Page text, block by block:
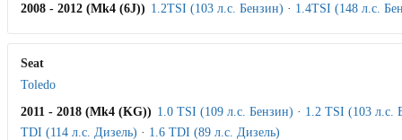
2008 - 2012 (Mk4 (6J)) 1.2TSI (103 л.с. Бензин) · 1.4TSI (148 л.с.
Seat
Toledo
2011 - 2018 (Mk4 (KG)) 1.0 TSI (109 л.с. Бензин) · 1.2 TSI (103 л.с.
TDI (114 л.с. Дизель) · 1.6 TDI (89 л.с. Дизель)